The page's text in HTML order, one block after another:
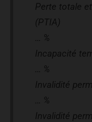
Perte totale
(PTIA)
… %
Incapacité
… %
Invalidité
… %
Invalidité